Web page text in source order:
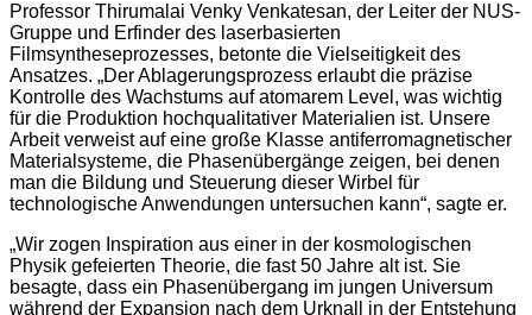
Professor Thirumalai Venky Venkatesan, der Leiter der NUS-
Gruppe und Erfinder des laserbasierten
Filmsyntheseprozesses, betonte die Vielseitigkeit des
Ansatzes. „Der Ablagerungsprozess erlaubt die präzise
Kontrolle des Wachstums auf atomarem Level, was wichtig
für die Produktion hochqualitativer Materialien ist. Unsere
Arbeit verweist auf eine große Klasse antiferromagnetischer
Materialsysteme, die Phasenübergänge zeigen, bei denen
man die Bildung und Steuerung dieser Wirbel für
technologische Anwendungen untersuchen kann“, sagte er.
„Wir zogen Inspiration aus einer in der kosmologischen
Physik gefeierten Theorie, die fast 50 Jahre alt ist. Sie
besagte, dass ein Phasenübergang im jungen Universum
während der Expansion nach dem Urknall in der Entstehung